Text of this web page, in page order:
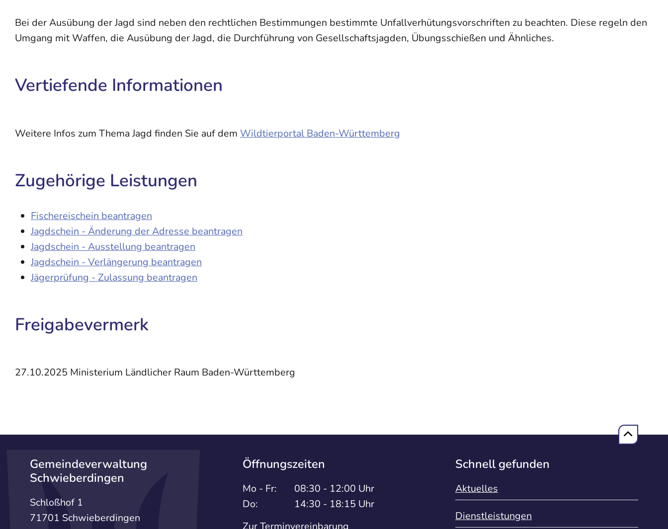
Bei der Ausübung der Jagd sind neben den rechtlichen Bestimmungen bestimmte Unfallverhütungsvorschriften zu beachten. Diese regeln den
Umgang mit Waffen, die Ausübung der Jagd, die Durchführung von Gesellschaftsjagden, Übungsschießen und Ähnliches.
Vertiefende Informationen
Weitere Infos zum Thema Jagd finden Sie auf dem Wildtierportal Baden-Württemberg
Zugehörige Leistungen
Fischereischein beantragen
Jagdschein - Änderung der Adresse beantragen
Jagdschein - Ausstellung beantragen
Jagdschein - Verlängerung beantragen
Jägerprüfung - Zulassung beantragen
Freigabevermerk
27.10.2025 Ministerium Ländlicher Raum Baden-Württemberg
Gemeindeverwaltung
Schwieberdingen
Schloßhof 1
71701 Schwieberdingen
Öffnungszeiten
Mo - Fr:
08:30 - 12:00 Uhr
Do:
14:30 - 18:15 Uhr
Zur Terminvereinbarung
Schnell gefunden
Aktuelles
Dienstleistungen